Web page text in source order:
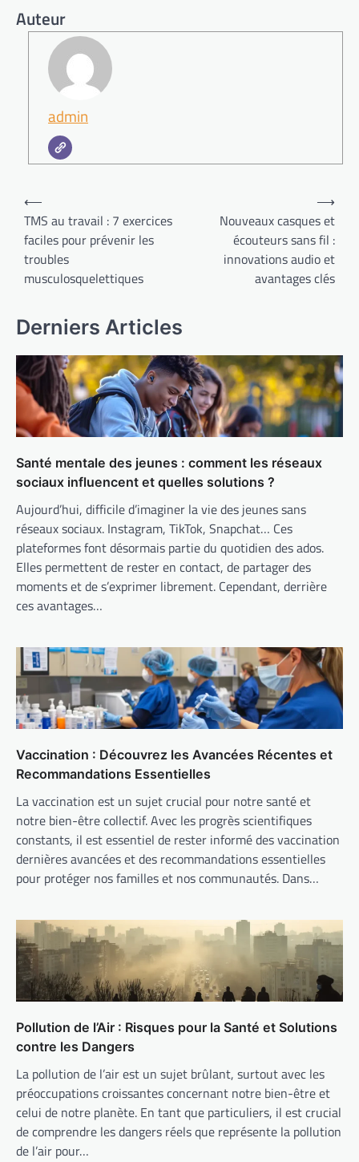
Auteur
admin
Navigation
de
l’article
⟵
TMS au travail : 7 exercices
faciles pour prévenir les
troubles
musculosquelettiques
Nouveaux casques et
écouteurs sans fil :
innovations audio et
avantages clés
⟶
Derniers Articles
Santé mentale des jeunes : comment les réseaux
sociaux influencent et quelles solutions ?
Aujourd’hui, difficile d’imaginer la vie des jeunes sans
réseaux sociaux. Instagram, TikTok, Snapchat… Ces
plateformes font désormais partie du quotidien des ados.
Elles permettent de rester en contact, de partager des
moments et de s’exprimer librement. Cependant, derrière
ces avantages…
Vaccination : Découvrez les Avancées Récentes et
Recommandations Essentielles
La vaccination est un sujet crucial pour notre santé et
notre bien-être collectif. Avec les progrès scientifiques
constants, il est essentiel de rester informé des vaccination
dernières avancées et des recommandations essentielles
pour protéger nos familles et nos communautés. Dans…
Pollution de l’Air : Risques pour la Santé et Solutions
contre les Dangers
La pollution de l’air est un sujet brûlant, surtout avec les
préoccupations croissantes concernant notre bien-être et
celui de notre planète. En tant que particuliers, il est crucial
de comprendre les dangers réels que représente la pollution
de l’air pour…